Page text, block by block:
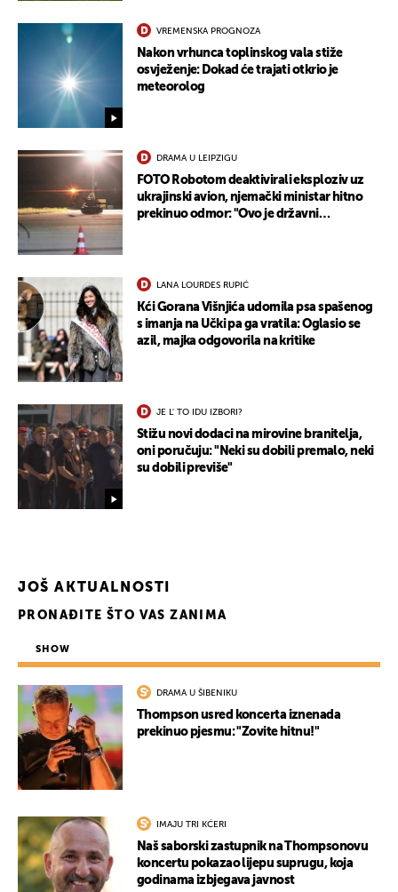
VREMENSKA PROGNOZA
Nakon vrhunca toplinskog vala stiže
osvježenje: Dokad će trajati otkrio je
meteorolog
DRAMA U LEIPZIGU
FOTO Robotom deaktivirali eksploziv uz
ukrajinski avion, njemački ministar hitno
prekinuo odmor: "Ovo je državni
LANA LOURDES RUPIĆ
Kći Gorana Višnjića udomila psa spašenog
s imanja na Učki pa ga vratila: Oglasio se
azil, majka odgovorila na kritike
JE L' TO IDU IZBORI?
Stižu novi dodaci na mirovine branitelja,
oni poručuju: "Neki su dobili premalo, neki
su dobili previše"
JOŠ AKTUALNOSTI
PRONAĐITE ŠTO VAS ZANIMA
SHOW
DRAMA U ŠIBENIKU
Thompson usred koncerta iznenada
prekinuo pjesmu: "Zovite hitnu!"
IMAJU TRI KĆERI
Naš saborski zastupnik na Thompsonovu
koncertu pokazao lijepu suprugu, koja
godinama izbjegava javnost
UKLJUČITE NOTIFIKACIJE